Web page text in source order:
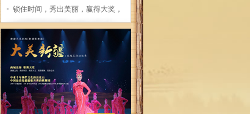
达10万元！
锁住时间，秀出美丽，赢得大奖，
微摄影等你来报名！！